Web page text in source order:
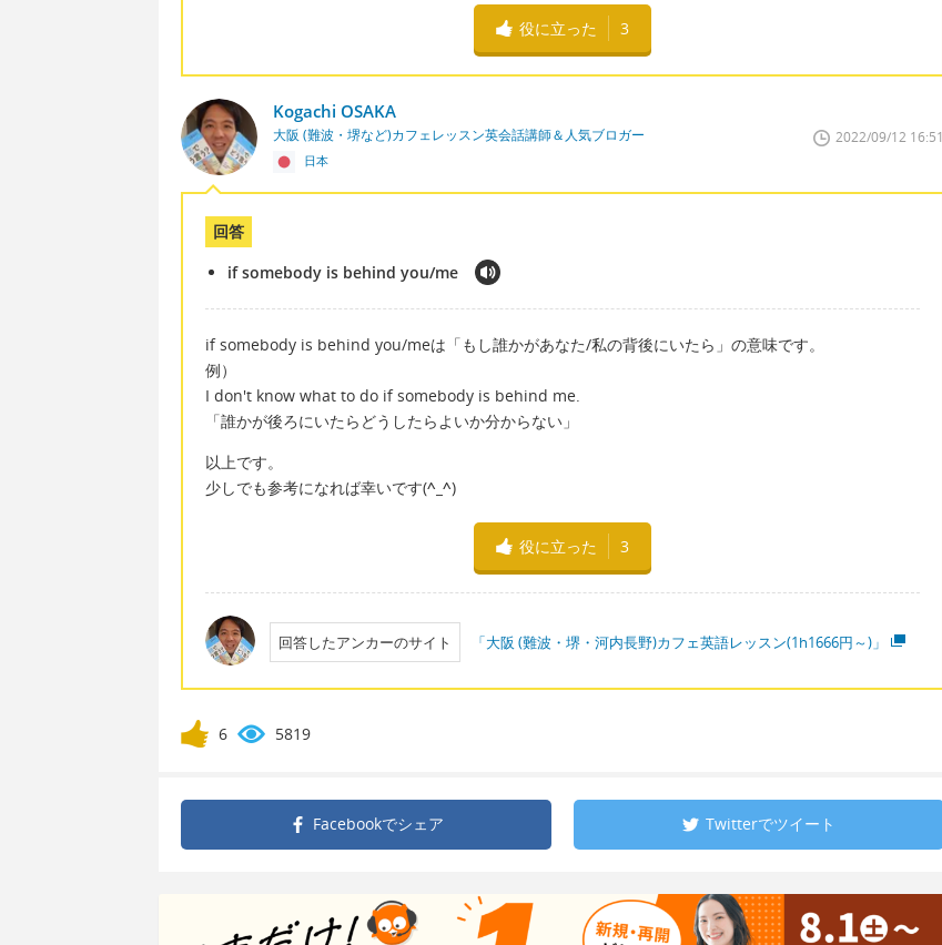
役に立った 3
Kogachi OSAKA
大阪 (難波・堺など)カフェレッスン英会話講師＆人気ブロガー
日本
2022/09/12 16:51
回答
if somebody is behind you/me
if somebody is behind you/meは「もし誰かがあなた/私の背後にいたら」の意味です。
例）
I don't know what to do if somebody is behind me.
「誰かが後ろにいたらどうしたらよいか分からない」
以上です。
少しでも参考になれば幸いです(^_^)
役に立った 3
回答したアンカーのサイト 「大阪 (難波・堺・河内長野)カフェ英語レッスン(1h1666円～)」
6 5819
Facebookでシェア Twitterでツイート